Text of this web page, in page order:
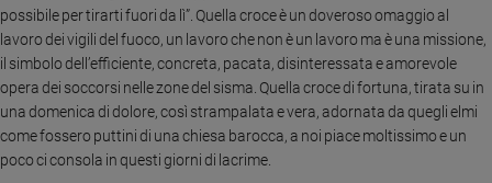
e
spettacoli
Sanremo
2026
Cinema,
Tv
e
possibile per tirarti fuori da lì”. Quella croce è un doveroso omaggio al
lavoro dei vigili del fuoco, un lavoro che non è un lavoro ma è una missione,
il simbolo dell’efficiente, concreta, pacata, disinteressata e amorevole
opera dei soccorsi nelle zone del sisma. Quella croce di fortuna, tirata su in
una domenica di dolore, così strampalata e vera, adornata da quegli elmi
come fossero puttini di una chiesa barocca, a noi piace moltissimo e un
poco ci consola in questi giorni di lacrime.